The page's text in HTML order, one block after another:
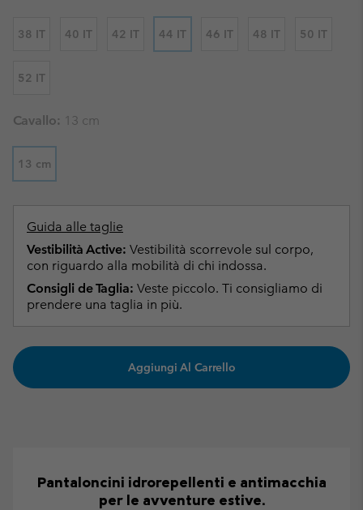
38 IT 40 IT 42 IT 44 IT 46 IT 48 IT 50 IT
52 IT
Cavallo: 13 cm
13 cm
Guida alle taglie
Vestibilità Active: Vestibilità scorrevole sul corpo,
con riguardo alla mobilità di chi indossa.
Consigli de Taglia: Veste piccolo. Ti consigliamo di
prendere una taglia in più.
Aggiungi Al Carrello
Pantaloncini idrorepellenti e antimacchia
per le avventure estive.